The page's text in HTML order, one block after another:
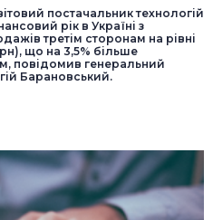
постачальник технологій
рік в Україні з
третім сторонам на рівні
що на 3,5% більше
повідомив генеральний
Барановський.